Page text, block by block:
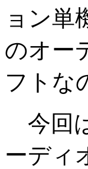
ョン単
のオー
フトな
今回
ーディ